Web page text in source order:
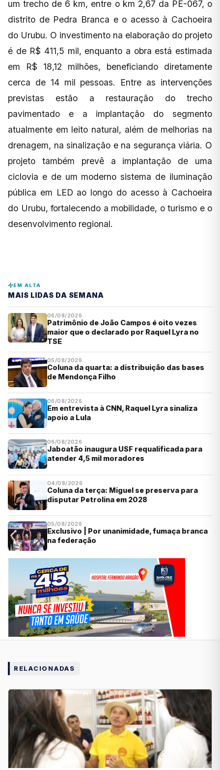
um trecho de 6 km, entre o km 2,67 da PE-067, o
distrito de Pedra Branca e o acesso à Cachoeira
do Urubu. O investimento na elaboração do projeto
é de R$ 411,5 mil, enquanto a obra está estimada
em R$ 18,12 milhões, beneficiando diretamente
cerca de 14 mil pessoas. Entre as intervenções
previstas estão a restauração do trecho
pavimentado e a implantação do segmento
atualmente em leito natural, além de melhorias na
drenagem, na sinalização e na segurança viária. O
projeto também prevê a implantação de uma
ciclovia e de um moderno sistema de iluminação
pública em LED ao longo do acesso à Cachoeira
do Urubu, fortalecendo a mobilidade, o turismo e o
desenvolvimento regional.
EM ALTA
MAIS LIDAS DA SEMANA
06/08/2026
Patrimônio de João Campos é oito vezes
maior que o declarado por Raquel Lyra no
TSE
05/08/2026
Coluna da quarta: a distribuição das bases
de Mendonça Filho
06/08/2026
Em entrevista à CNN, Raquel Lyra sinaliza
apoio a Lula
06/08/2026
Jaboatão inaugura USF requalificada para
atender 4,5 mil moradores
04/08/2026
Coluna da terça: Miguel se preserva para
disputar Petrolina em 2028
05/08/2026
Exclusivo | Por unanimidade, fumaça branca
na federação
RELACIONADAS